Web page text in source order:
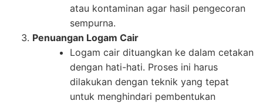
atau kontaminan agar hasil pengecoran
sempurna.
Penuangan Logam Cair
Logam cair dituangkan ke dalam cetakan
dengan hati-hati. Proses ini harus
dilakukan dengan teknik yang tepat
untuk menghindari pembentukan